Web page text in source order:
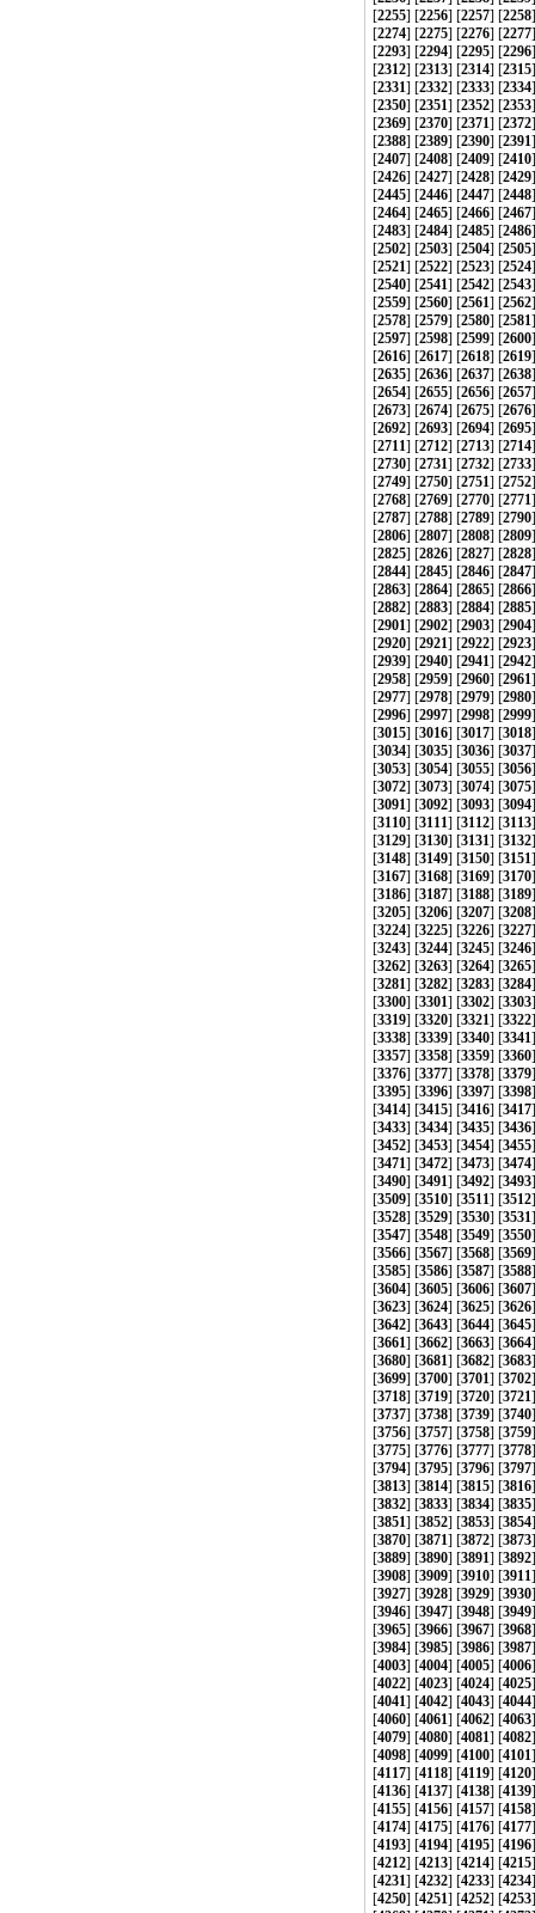
[2255] [2256] [2257] [2258
[2274] [2275] [2276] [2277
[2293] [2294] [2295] [2296
[2312] [2313] [2314] [2315
[2331] [2332] [2333] [2334
[2350] [2351] [2352] [2353
[2369] [2370] [2371] [2372
[2388] [2389] [2390] [2391
[2407] [2408] [2409] [2410
[2426] [2427] [2428] [2429
[2445] [2446] [2447] [2448
[2464] [2465] [2466] [2467
[2483] [2484] [2485] [2486
[2502] [2503] [2504] [2505
[2521] [2522] [2523] [2524
[2540] [2541] [2542] [2543
[2559] [2560] [2561] [2562
[2578] [2579] [2580] [2581
[2597] [2598] [2599] [2600
[2616] [2617] [2618] [2619
[2635] [2636] [2637] [2638
[2654] [2655] [2656] [2657
[2673] [2674] [2675] [2676
[2692] [2693] [2694] [2695
[2711] [2712] [2713] [2714
[2730] [2731] [2732] [2733
[2749] [2750] [2751] [2752
[2768] [2769] [2770] [2771
[2787] [2788] [2789] [2790
[2806] [2807] [2808] [2809
[2825] [2826] [2827] [2828
[2844] [2845] [2846] [2847
[2863] [2864] [2865] [2866
[2882] [2883] [2884] [2885
[2901] [2902] [2903] [2904
[2920] [2921] [2922] [2923
[2939] [2940] [2941] [2942
[2958] [2959] [2960] [2961
[2977] [2978] [2979] [2980
[2996] [2997] [2998] [2999
[3015] [3016] [3017] [3018
[3034] [3035] [3036] [3037
[3053] [3054] [3055] [3056
[3072] [3073] [3074] [3075
[3091] [3092] [3093] [3094
[3110] [3111] [3112] [3113
[3129] [3130] [3131] [3132
[3148] [3149] [3150] [3151
[3167] [3168] [3169] [3170
[3186] [3187] [3188] [3189
[3205] [3206] [3207] [3208
[3224] [3225] [3226] [3227
[3243] [3244] [3245] [3246
[3262] [3263] [3264] [3265
[3281] [3282] [3283] [3284
[3300] [3301] [3302] [3303
[3319] [3320] [3321] [3322
[3338] [3339] [3340] [3341
[3357] [3358] [3359] [3360
[3376] [3377] [3378] [3379
[3395] [3396] [3397] [3398
[3414] [3415] [3416] [3417
[3433] [3434] [3435] [3436
[3452] [3453] [3454] [3455
[3471] [3472] [3473] [3474
[3490] [3491] [3492] [3493
[3509] [3510] [3511] [3512
[3528] [3529] [3530] [3531
[3547] [3548] [3549] [3550
[3566] [3567] [3568] [3569
[3585] [3586] [3587] [3588
[3604] [3605] [3606] [3607
[3623] [3624] [3625] [3626
[3642] [3643] [3644] [3645
[3661] [3662] [3663] [3664
[3680] [3681] [3682] [3683
[3699] [3700] [3701] [3702
[3718] [3719] [3720] [3721
[3737] [3738] [3739] [3740
[3756] [3757] [3758] [3759
[3775] [3776] [3777] [3778
[3794] [3795] [3796] [3797
[3813] [3814] [3815] [3816
[3832] [3833] [3834] [3835
[3851] [3852] [3853] [3854
[3870] [3871] [3872] [3873
[3889] [3890] [3891] [3892
[3908] [3909] [3910] [3911
[3927] [3928] [3929] [3930
[3946] [3947] [3948] [3949
[3965] [3966] [3967] [3968
[3984] [3985] [3986] [3987
[4003] [4004] [4005] [4006
[4022] [4023] [4024] [4025
[4041] [4042] [4043] [4044
[4060] [4061] [4062] [4063
[4079] [4080] [4081] [4082
[4098] [4099] [4100] [4101
[4117] [4118] [4119] [4120
[4136] [4137] [4138] [4139
[4155] [4156] [4157] [4158
[4174] [4175] [4176] [4177
[4193] [4194] [4195] [4196
[4212] [4213] [4214] [4215
[4231] [4232] [4233] [4234
[4250] [4251] [4252] [4253